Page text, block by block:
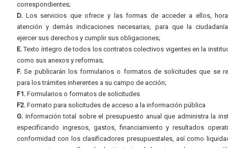
correspondientes;
D. Los servicios que ofrece y las formas de acceder a ellos,
atención y demás indicaciones necesarias, para que la
ejercer sus derechos y cumplir sus obligaciones;
E.Texto íntegro de todos los contratos colectivos vigentes en la
como sus anexos y reformas;
F. Se publicarán los formularios o formatos de solicitudes que se
para los trámites inherentes a su campo de acción;
F1. Formularios o formatos de solicitudes
F2. Formato para solicitudes de acceso a la información pública
G. Información total sobre el presupuesto anual que administra la
especificando ingresos, gastos, financiamiento y resultados
conformidad con los clasificadores presupuestales, así como